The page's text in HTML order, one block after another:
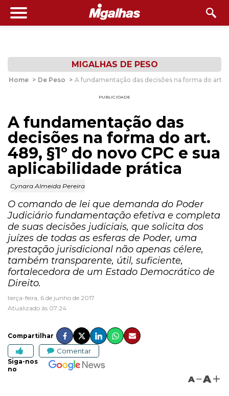
MIGALHAS DE PESO
Home > De Peso > A fundamentação das decisões na forma do art.
PUBLICIDADE
A fundamentação das
decisões na forma do art.
489, §1º do novo CPC e sua
aplicabilidade prática
Cynara Almeida Pereira
O comando de lei que demanda do Poder
Judiciário fundamentação efetiva e completa
de suas decisões judiciais, que solicita dos
juízes de todas as esferas de Poder, uma
prestação jurisdicional não apenas célere,
também transparente, útil, suficiente,
fortalecedora de um Estado Democrático de
Direito.
terça-feira, 6 de junho de 2017
Atualizado às 07:24
Compartilhar
Comentar
Siga-nos
no
A A